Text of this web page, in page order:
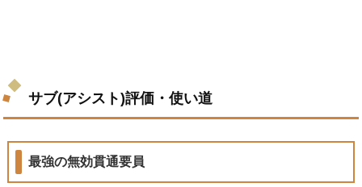
サブ(アシスト)評価・使い道
最強の無効貫通要員